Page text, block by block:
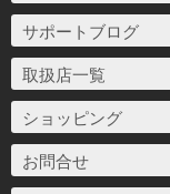
サポートブログ
取扱店一覧
ショッピング
お問合せ